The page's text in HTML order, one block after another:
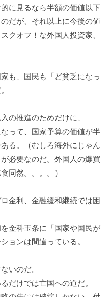
に見るなら半額の価値以下
だが、それ以上に今後の値
クオフ！な外国人投資家、
も、国民も「ど貧乏になっ
の推進のためだけに、
って、国家予算の価値が半
る。（むしろ海外にじゃん
必要なのだ。外国人の爆買
同然。。。。）
金利、金融緩和継続では困
金科玉条に「国家や国民が
ョンは間違っている。
いのだ。
だけでは亡国への道だ。